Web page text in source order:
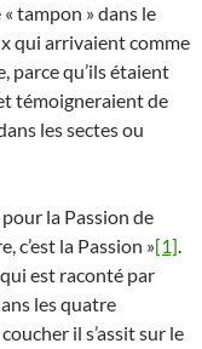
tampon » dans le
qui arrivaient comme
parce qu’ils étaient
témoigneraient de
les sectes ou
la Passion de
c’est la Passion »[1].
est raconté par
les quatre
il s’assit sur le